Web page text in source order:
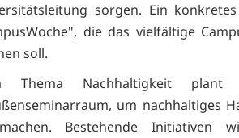
sorgen. Ein
die das vielfältige
soll.
Thema Nachhaltigkeit
um nachhaltiges
Bestehende Initiativen